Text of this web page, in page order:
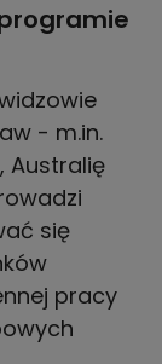
- m.in.
Australię
się
pracy